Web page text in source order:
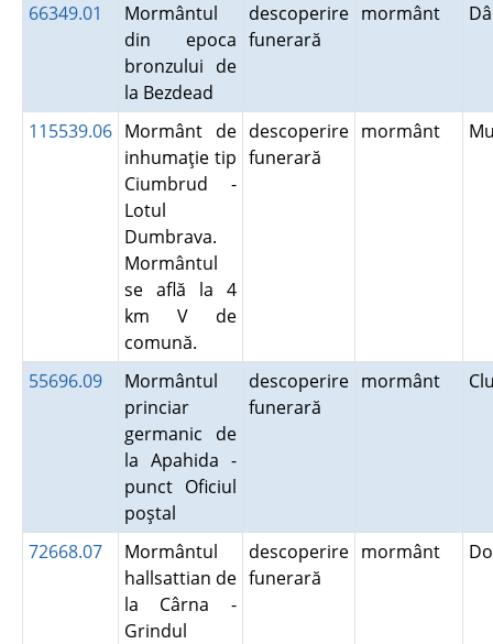
66349.01
Mormântul
din epoca
bronzului de
la Bezdead
descoperire
funerară
mormânt
115539.06 Mormânt de
inhumaţie tip
Ciumbrud -
Lotul
Dumbrava.
Mormântul
se află la 4
km V de
comună.
descoperire
funerară
mormânt
55696.09
Mormântul
princiar
germanic de
la Apahida -
punct Oficiul
poştal
descoperire
funerară
mormânt
72668.07
Mormântul
hallsattian de
la Cârna -
Grindul
descoperire
funerară
mormânt